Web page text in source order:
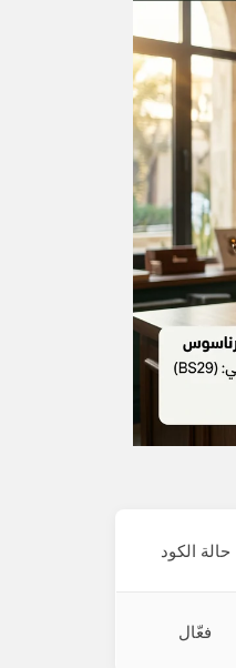
حالة الكود
فعّال